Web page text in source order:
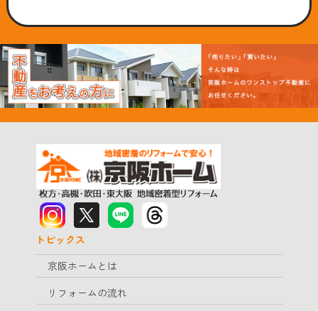
トピックス
京阪ホームとは
リフォームの流れ